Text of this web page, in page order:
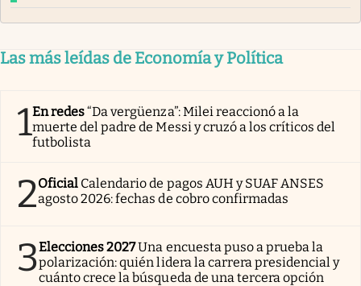
Las más leídas de Economía y Política
1En redes“Da vergüenza”: Milei reaccionó a la
muerte del padre de Messi y cruzó a los críticos del
futbolista
2Oficial Calendario de pagos AUH y SUAF ANSES
agosto 2026: fechas de cobro confirmadas
3Elecciones 2027Una encuesta puso a prueba la
polarización: quién lidera la carrera presidencial y
cuánto crece la búsqueda de una tercera opción